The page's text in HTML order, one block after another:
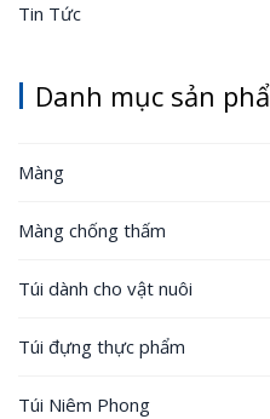
Tin Tức
Danh mục sản
Màng
Màng chống thấm
Túi dành cho vật nuôi
Túi đựng thực phẩm
Túi Niêm Phong